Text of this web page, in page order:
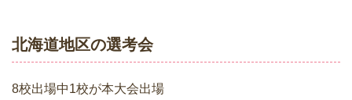
北海道地区の選考会
8校出場中1校が本大会出場